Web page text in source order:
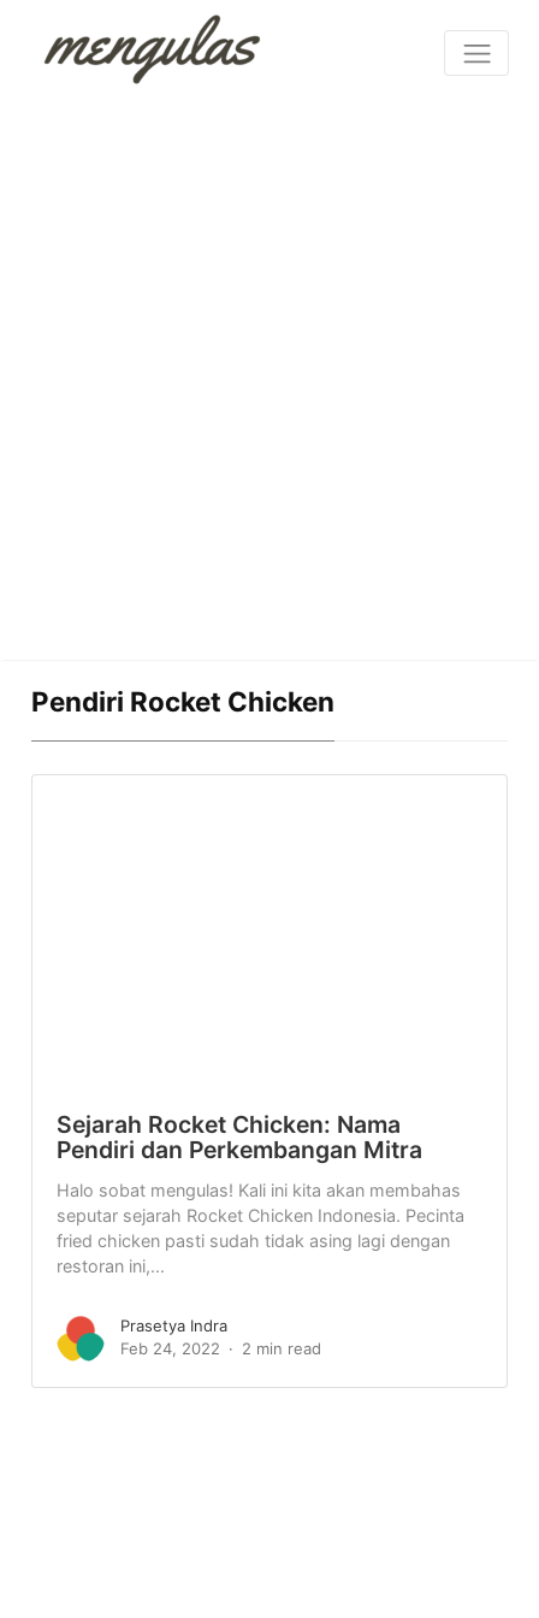
Pendiri Rocket Chicken
Sejarah Rocket Chicken: Nama
Pendiri dan Perkembangan Mitra
Halo sobat mengulas! Kali ini kita akan membahas
seputar sejarah Rocket Chicken Indonesia. Pecinta
fried chicken pasti sudah tidak asing lagi dengan
restoran ini,...
Prasetya Indra
Feb 24, 2022
2 min read